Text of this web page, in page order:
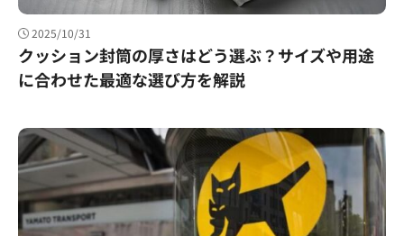
2025/10/31
クッション封筒の厚さはどう選ぶ？サイズや用途
に合わせた最適な選び方を解説